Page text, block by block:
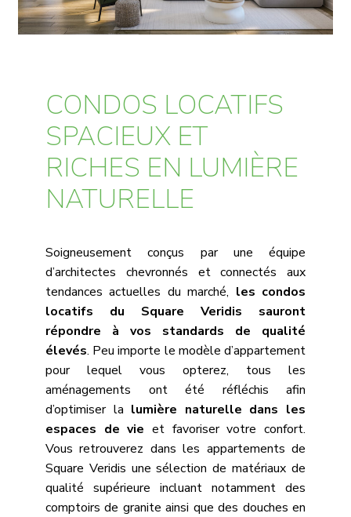
CONDOS LOCATIFS
SPACIEUX ET
RICHES EN LUMIÈRE
NATURELLE
Soigneusement conçus par une équipe
d’architectes chevronnés et connectés aux
tendances actuelles du marché, les condos
locatifs du Square Veridis sauront
répondre à vos standards de qualité
élevés. Peu importe le modèle d’appartement
pour lequel vous opterez, tous les
aménagements ont été réfléchis afin
d’optimiser la lumière naturelle dans les
espaces de vie et favoriser votre confort.
Vous retrouverez dans les appartements de
Square Veridis une sélection de matériaux de
qualité supérieure incluant notamment des
comptoirs de granite ainsi que des douches en